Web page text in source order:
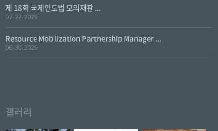
제 18회 국제인도법 모의재판 ...
07-27-2026
Resource Mobilization Partnership Manager ...
06-30-2026
갤러리